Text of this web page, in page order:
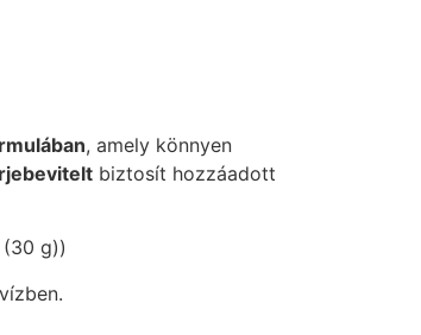
, amely könnyen
biztosít hozzáadott
g))